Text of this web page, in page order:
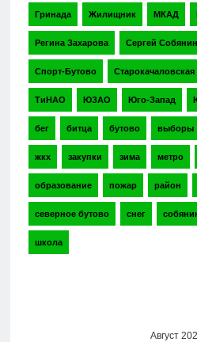
Гринада Жилищник МКАД
Регина Захарова Сергей Собянин
Спорт-Бутово Старокачаловская
ТиНАО ЮЗАО Юго-Запад
бег битца бутово выборы
жкх закупки зима метро
образование пожар район
северное бутово снег
школа
Август